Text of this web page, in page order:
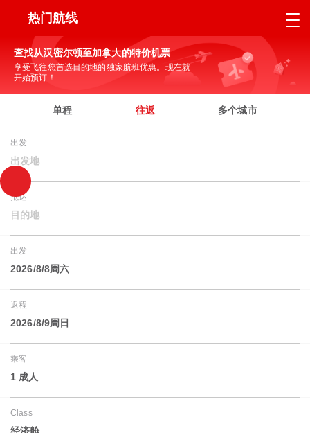
热门航线
查找从汉密尔顿至加拿大的特价机票
享受飞往您首选目的地的独家航班优惠。现在就
开始预订！
单程 往返 多个城市
出发
出发地
抵达
目的地
出发
2026/8/8周六
返程
2026/8/9周日
乘客
1 成人
Class